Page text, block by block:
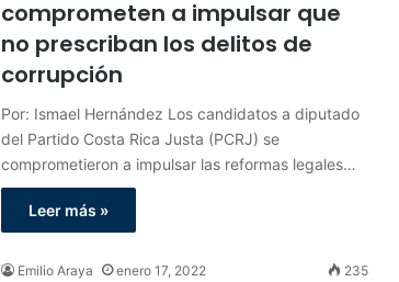
comprometen a impulsar que
no prescriban los delitos de
corrupción
Por: Ismael Hernández Los candidatos a diputado
del Partido Costa Rica Justa (PCRJ) se
comprometieron a impulsar las reformas legales…
Leer más »
Emilio Araya enero 17, 2022 235